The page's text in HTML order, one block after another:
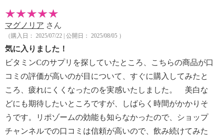
マグノリア さん
（購入日： 2025/07/22 | 公開日： 2025/08/05 ）
気に入りました！
ビタミンCのサプリを探していたところ、こちらの商品が口
コミの評価が高いのが目について、すぐに購入してみたと
ころ、疲れにくくなったのを実感いたしました。 美白な
どにも期待したいところですが、しばらく時間がかかりそ
うです。リポゾームの効能も知らなかったので、ショップ
チャンネルでの口コミは信頼が高いので、飲み続けてみた